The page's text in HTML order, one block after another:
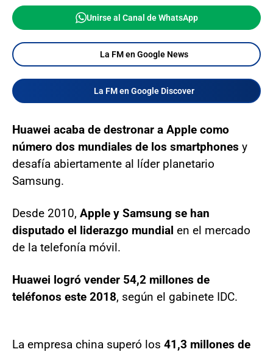
Unirse al Canal de WhatsApp
La FM en Google News
La FM en Google Discover
Huawei acaba de destronar a Apple como
número dos mundiales de los smartphones y
desafía abiertamente al líder planetario
Samsung.
Desde 2010, Apple y Samsung se han
disputado el liderazgo mundial en el mercado
de la telefonía móvil.
Huawei logró vender 54,2 millones de
teléfonos este 2018, según el gabinete IDC.
La empresa china superó los 41,3 millones de